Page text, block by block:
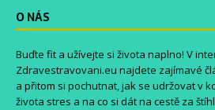
O NÁS
Buďte fit a užívejte si života naplno! V
Zdravestravovani.eu najdete zajímavé
a přitom si pochutnat, jak se udržovat v
života stres a na co si dát na cestě za